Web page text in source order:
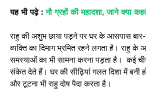
यह भी पढ़े :नौ ग्रहों की महादशा, जाने क्या
राहु की अशुभ छाया पड़ने पर घर के आसपास बार-
व्यक्ति का दिमाग भ्रमित रहने लगता है। राहु के
समस्याओं का भी सामना करना पड़ता है। कई
संकेत देते हैं। घर की सीढ़ियां गलत दिशा में बनी
और टूटना भी राहु दोष पैदा करता है।